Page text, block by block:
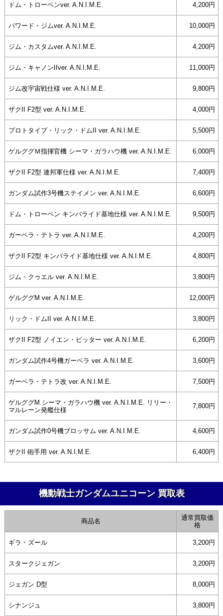
ドム・トローペンver. A.N.I.M.E. 4,200円
パワード・ジムver. A.N.I.M.E. 10,000円
ジム・カスタムver. A.N.I.M.E. 4,200円
ジム・キャノンIIver. A.N.I.M.E. 11,000円
ジム改宇宙戦仕様 ver. A.N.I.M.E. 9,800円
ザクII F2型 ver. A.N.I.M.E. 4,000円
プロトタイプ・リック・ドムII ver. A.N.I.M.E. 5,500円
ゲルググＭ指揮官機 シーマ・ガラハウ機 ver. A.N.I.M.E. 6,000円
ザクII F2型 連邦軍仕様 ver. A.N.I.M.E. 7,400円
ガンダム試作3号機ステイメン ver. A.N.I.M.E. 6,600円
ドム・トローペン キンバライド基地仕様 ver. A.N.I.M.E. 9,500円
ガーベラ・テトラ ver. A.N.I.M.E. 4,200円
ザクII F2型 キンバライド基地仕様 ver. A.N.I.M.E. 4,800円
ジム・クゥエル ver. A.N.I.M.E. 3,800円
ゲルググM ver. A.N.I.M.E. 12,000円
リック・ドムII ver. A.N.I.M.E. 3,800円
ザクII F2型 ノイエン・ビッター ver. A.N.I.M.E. 6,200円
ガンダム試作4号機ガーベラ ver. A.N.I.M.E. 3,600円
ガーベラ・テトラ改 ver. A.N.I.M.E. 7,500円
ゲルググM シーマ・ガラハウ機 ver. A.N.I.M.E. リリー・
マルレーン発艦仕様
7,800円
ガンダム試作0号機ブロッサム ver. A.N.I.M.E. 4,600円
ザクII 砲手用 ver. A.N.I.M.E. 6,400円
機動戦士ガンダムユニコーン 買取表
商品名
通常買取価
格
ギラ・ズール 3,200円
スタークジェガン 3,200円
ジェガン D型 8,000円
シナンジュ 3,800円